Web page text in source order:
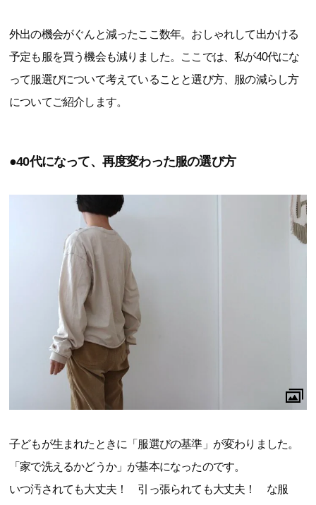
外出の機会がぐんと減ったここ数年。おしゃれして出かける
予定も服を買う機会も減りました。ここでは、私が40代にな
って服選びについて考えていることと選び方、服の減らし方
についてご紹介します。
●40代になって、再度変わった服の選び方
子どもが生まれたときに「服選びの基準」が変わりました。
「家で洗えるかどうか」が基本になったのです。
いつ汚されても大丈夫！ 引っ張られても大丈夫！ な服